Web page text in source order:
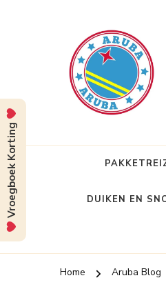
DUIKEN EN
Home Aruba Blog
Vroegboek Korting